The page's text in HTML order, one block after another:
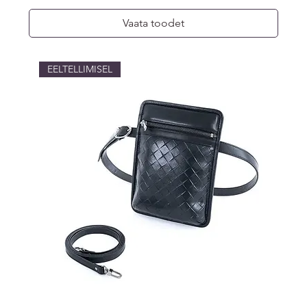
Vaata toodet
EELTELLIMISEL